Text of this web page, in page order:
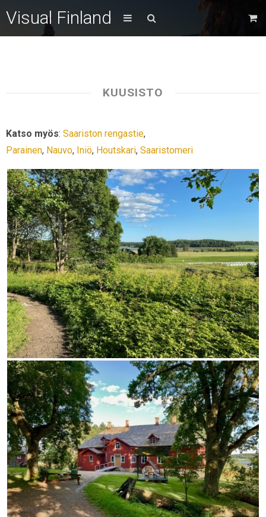
Visual Finland
KUUSISTO
Katso myös: Saariston rengastie,
Parainen, Nauvo, Iniö, Houtskari, Saaristomeri